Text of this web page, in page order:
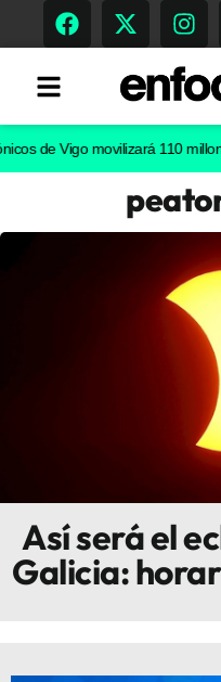
Innova
Vigo movilizará 110 millones de
Así será el
Galicia: